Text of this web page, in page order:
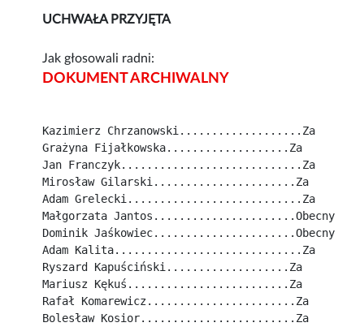
UCHWAŁA PRZYJĘTA
Jak głosowali radni:
DOKUMENT ARCHIWALNY
Kazimierz Chrzanowski...................Za
Grażyna Fijałkowska...................Za
Jan Franczyk............................Za
Mirosław Gilarski......................Za
Adam Grelecki...........................Za
Małgorzata Jantos......................Obecny
Dominik Jaśkowiec......................Obecny
Adam Kalita.............................Za
Ryszard Kapuściński...................Za
Mariusz Kękuś.........................Za
Rafał Komarewicz.......................Za
Bolesław Kosior........................Za